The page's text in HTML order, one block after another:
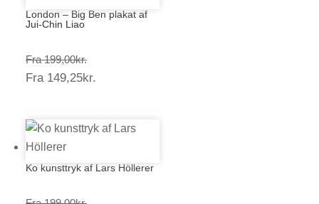
London – Big Ben plakat af
Jui-Chin Liao
Fra 199,00kr.Prisinterval:
199,00kr.
Fra 149,25kr.
Ko kunsttryk af Lars Höllerer